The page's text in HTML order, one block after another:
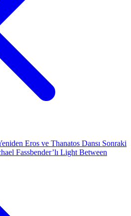
Eros ve Thanatos Dansı Sonraki
Fassbender’lı Light Between